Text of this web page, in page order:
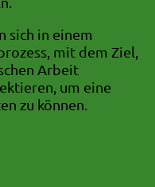
sich in einem
mit dem Ziel,
Arbeit
um eine
zu können.